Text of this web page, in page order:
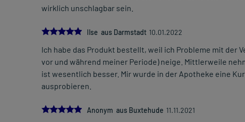
wirklich unschlagbar sein.
5.0
Ilse aus Darmstadt 10.01.2022
Ich habe das Produkt bestellt, weil ich Probleme mit der
vor und während meiner Periode) neige. Mittlerweile
ist wesentlich besser. Mir wurde in der Apotheke eine
ausprobieren.
5.0
Anonym aus Buxtehude 11.11.2021